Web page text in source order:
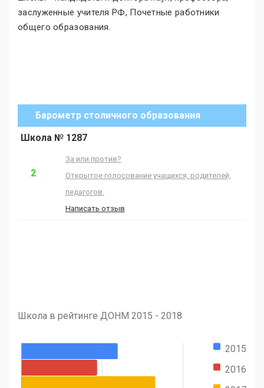
заслуженные учителя РФ, Почетные работники
общего образования.
Барометр столичного образования
Школа № 1287
2
За или против?
Открытое голосование учащихся, родителей,
педагогов.
Написать отзыв
Школа в рейтинге ДОНМ 2015 - 2018
2015
2016